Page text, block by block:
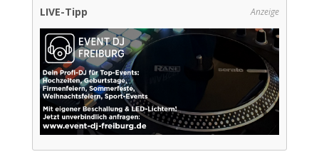
LIVE-Tipp Anzeige